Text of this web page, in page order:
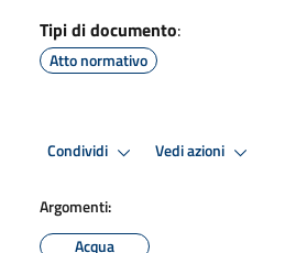
Tipi di documento:
Atto normativo
Condividi Vedi azioni
Argomenti:
Acqua